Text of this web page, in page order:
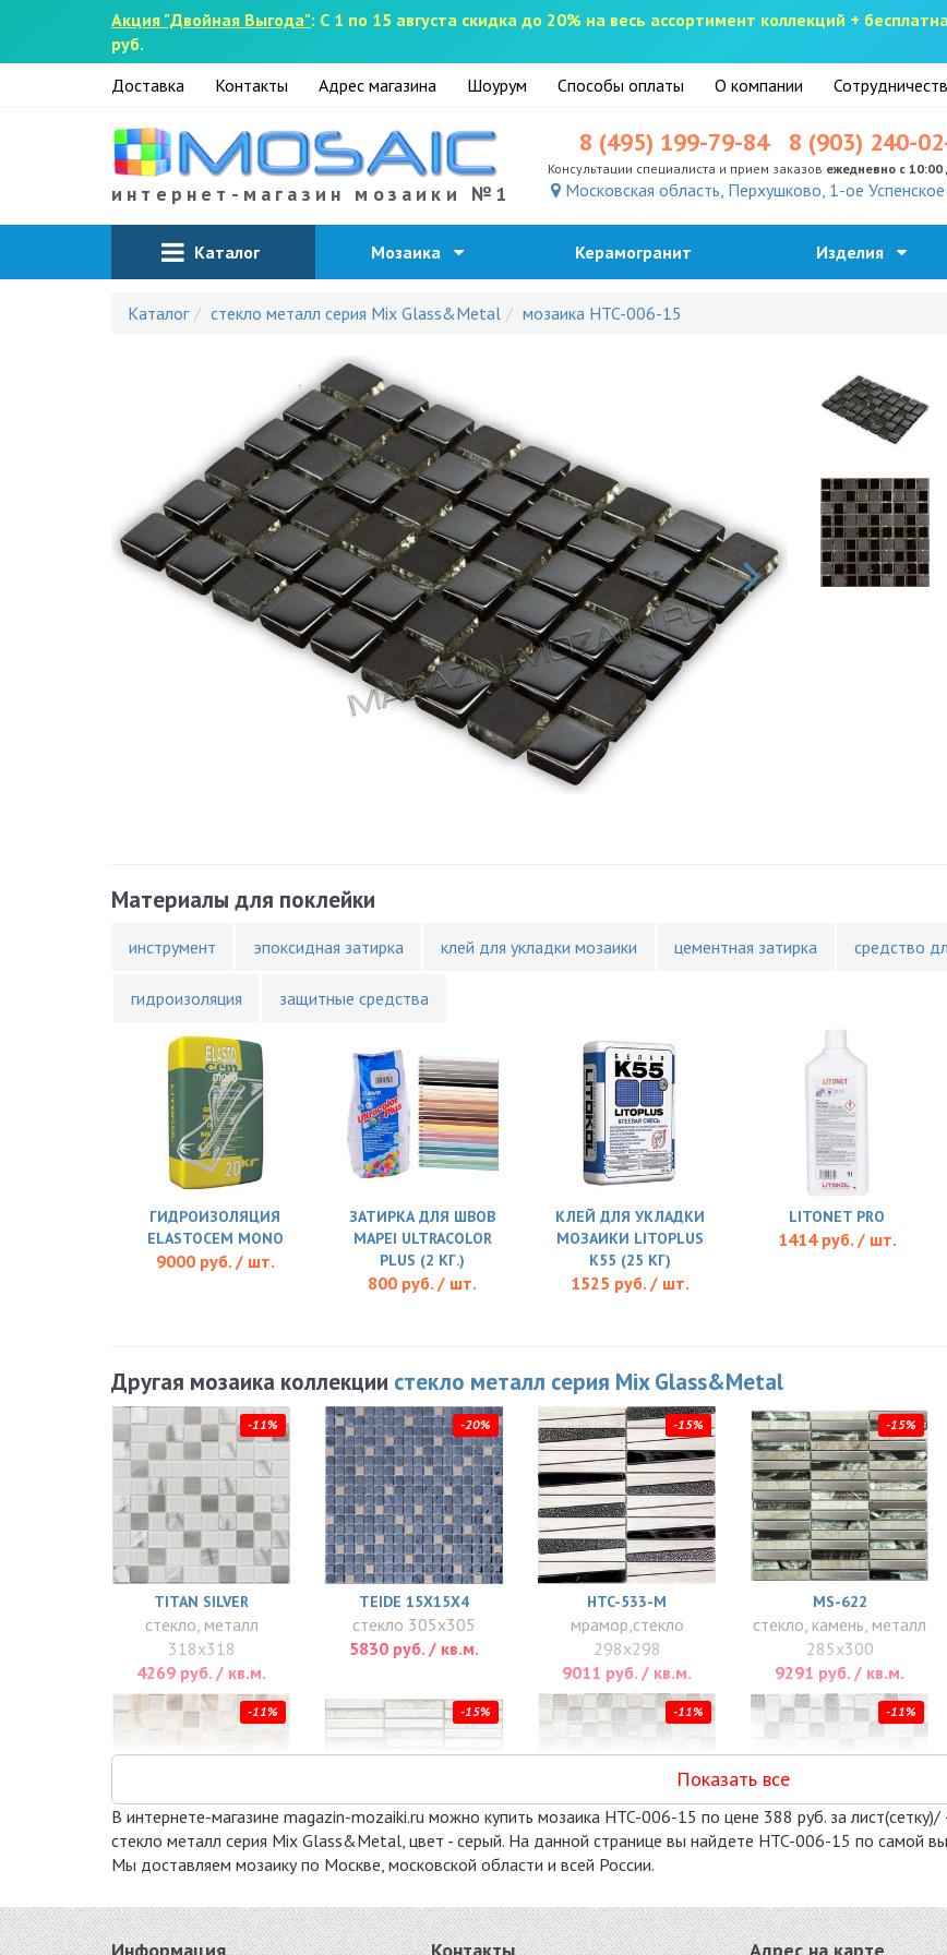
Акция "Двойная Выгода": С 1 по 15 августа скидка до 20% на весь ассортимент коллекций +
руб.
Доставка Контакты Адрес магазина Шоурум Способы оплаты О компании
интернет-магазин мозаики №1
8 (495) 199-79-84 8 (903) 240-
Консультации специалиста и прием заказов ежедневно с 10:00
Московская область, Перхушково, 1-ое
Каталог Мозаика Керамогранит Изделия
Каталог стекло металл серия Mix Glass&Metal мозаика HTC-006-15
Материалы для поклейки
инструмент эпоксидная затирка клей для укладки мозаики цементная затирка средство
гидроизоляция защитные средства
ГИДРОИЗОЛЯЦИЯ
ELASTOCEM MONO
9000 руб. / шт.
ЗАТИРКА ДЛЯ ШВОВ
MAPEI ULTRACOLOR
PLUS (2 КГ.)
800 руб. / шт.
КЛЕЙ ДЛЯ УКЛАДКИ
МОЗАИКИ LITOPLUS
K55 (25 КГ)
1525 руб. / шт.
LITONET PRO
1414 руб. / шт.
Другая мозаика коллекции стекло металл серия Mix Glass&Metal
-11%
TITAN SILVER
стекло, металл
318x318
4269 руб. / кв.м.
-20%
TEIDE 15X15X4
стекло 305x305
5830 руб. / кв.м.
-15%
HTC-533-M
мрамор,стекло
298x298
9011 руб. / кв.м.
-15%
MS-622
стекло, камень, металл
285x300
9291 руб. / кв.м.
-11%
стекло, металл
318x318
-15%
стекло, металл
288x298
-11%
стекло, металл
300x300
-11%
стекло, металл
300x300
Показать все
В интернете-магазине magazin-mozaiki.ru можно купить мозаика HTC-006-15 по цене 388 руб. за
стекло металл серия Mix Glass&Metal, цвет - серый. На данной странице вы найдете HTC-006-15 по самой
Мы доставляем мозаику по Москве, московской области и всей России.